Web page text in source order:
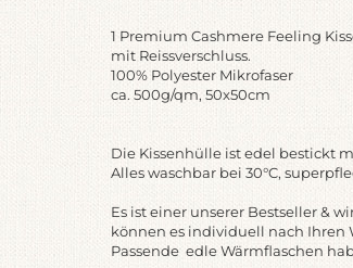
1 Premium Cashmere Feeling
mit Reissverschluss.
100% Polyester Mikrofaser
ca. 500g/qm, 50x50cm
Die Kissenhülle ist edel bestickt
Alles waschbar bei 30°C,
Es ist einer unserer Bestseller &
können es individuell nach Ihren
Passende edle Wärmflaschen